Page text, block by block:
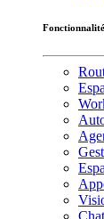
Chat